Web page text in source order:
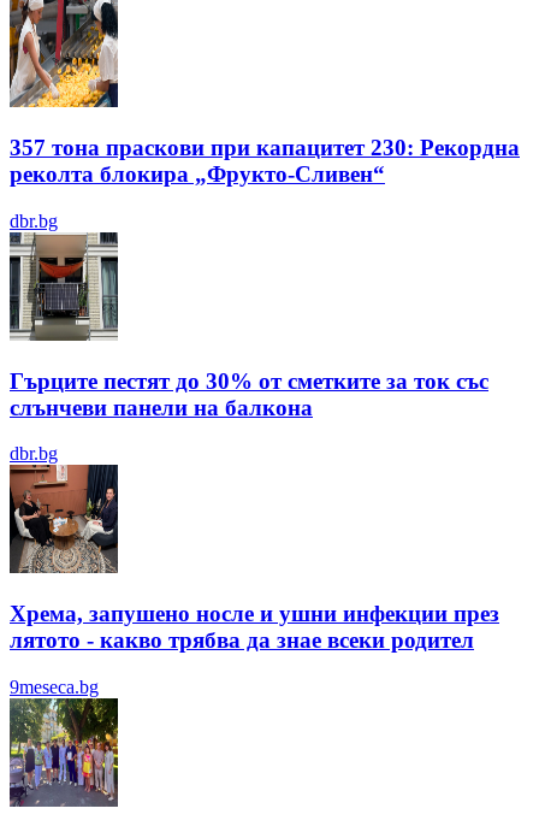
357 тона праскови при капацитет 230: Рекордна
реколта блокира „Фрукто-Сливен“
dbr.bg
Гърците пестят до 30% от сметките за ток със
слънчеви панели на балкона
dbr.bg
Хрема, запушено носле и ушни инфекции през
лятотo - какво трябва да знае всеки родител
9meseca.bg